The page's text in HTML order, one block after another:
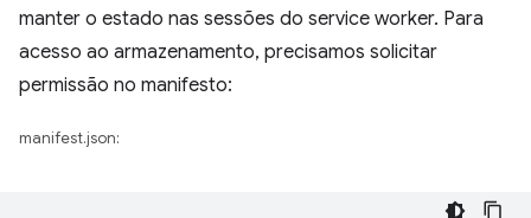
manter o estado nas sessões do service worker. Para
acesso ao armazenamento, precisamos solicitar
permissão no manifesto:
manifest.json: